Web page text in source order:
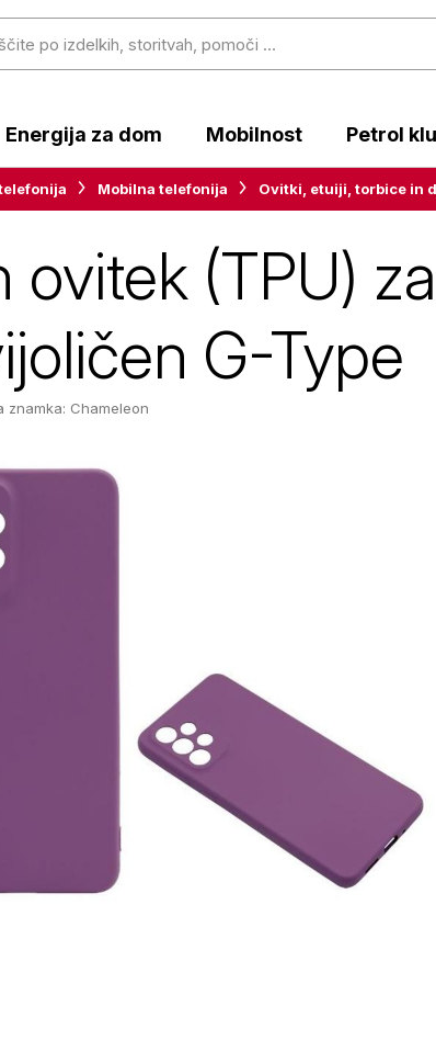
Energija za dom Mobilnost Petrol
Mobilna telefonija Ovitki, etuiji, torbice in
ovitek (TPU)
G-Type
znamka: Chameleon